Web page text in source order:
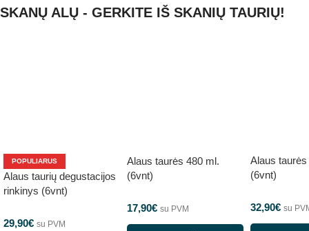
SKANŲ ALŲ - GERKITE IŠ SKANIŲ TAURIŲ!
POPULIARUS
Alaus taurių degustacijos
rinkinys (6vnt)
29,90€ su PVM
Alaus taurės 480 ml.
(6vnt)
17,90€ su PVM
Alaus
(6vnt)
32,90€ su